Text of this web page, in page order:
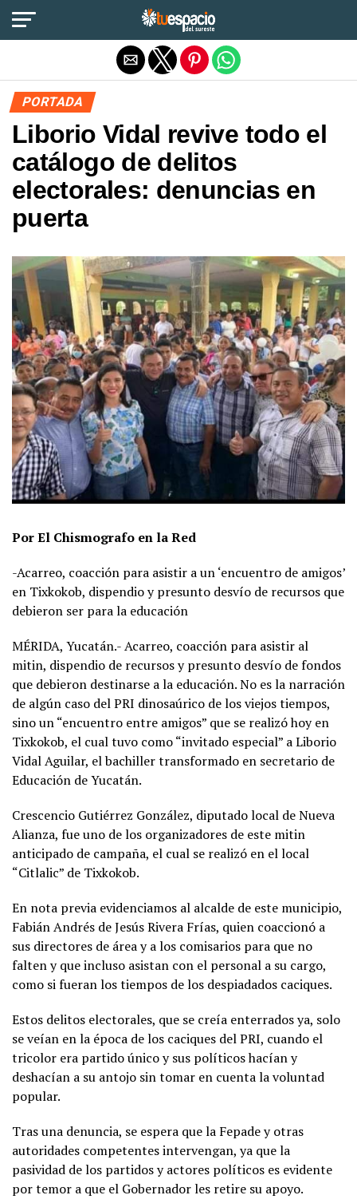
PORTADA
Liborio Vidal revive todo el
catálogo de delitos
electorales: denuncias en
puerta
Por El Chismografo en la Red
-Acarreo, coacción para asistir a un ‘encuentro de amigos’
en Tixkokob, dispendio y presunto desvío de recursos que
debieron ser para la educación
MÉRIDA, Yucatán.- Acarreo, coacción para asistir al
mitin, dispendio de recursos y presunto desvío de fondos
que debieron destinarse a la educación. No es la narración
de algún caso del PRI dinosaúrico de los viejos tiempos,
sino un “encuentro entre amigos” que se realizó hoy en
Tixkokob, el cual tuvo como “invitado especial” a Liborio
Vidal Aguilar, el bachiller transformado en secretario de
Educación de Yucatán.
Crescencio Gutiérrez González, diputado local de Nueva
Alianza, fue uno de los organizadores de este mitin
anticipado de campaña, el cual se realizó en el local
“Citlalic” de Tixkokob.
En nota previa evidenciamos al alcalde de este municipio,
Fabián Andrés de Jesús Rivera Frías, quien coaccionó a
sus directores de área y a los comisarios para que no
falten y que incluso asistan con el personal a su cargo,
como si fueran los tiempos de los despiadados caciques.
Estos delitos electorales, que se creía enterrados ya, solo
se veían en la época de los caciques del PRI, cuando el
tricolor era partido único y sus políticos hacían y
deshacían a su antojo sin tomar en cuenta la voluntad
popular.
Tras una denuncia, se espera que la Fepade y otras
autoridades competentes intervengan, ya que la
pasividad de los partidos y actores políticos es evidente
por temor a que el Gobernador les retire su apoyo.
Salir de la versión móvil